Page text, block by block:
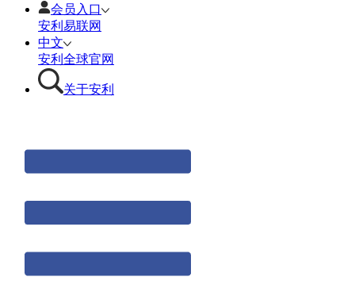
会员入口
安利易联网
中文
安利全球官网
关于安利